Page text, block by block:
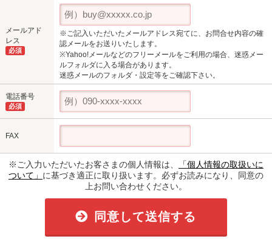
メールアド
レス
必須
※ご記入いただいたメールアドレス宛てに、お問合せ内容の確
認メールをお送りいたします。
※Yahoo!メールなどのフリーメールをご利用の場合、迷惑メー
ルフォルダに入る場合があります。
迷惑メールのフォルダ・設定等をご確認下さい。
電話番号
必須
FAX
※ご入力いただいたお客さまの個人情報は、
「個人情報の取扱いに
ついて」 に基づき適正に取り扱います。必ずお読みになり、同意の
上お問い合わせください。
同意して送信する